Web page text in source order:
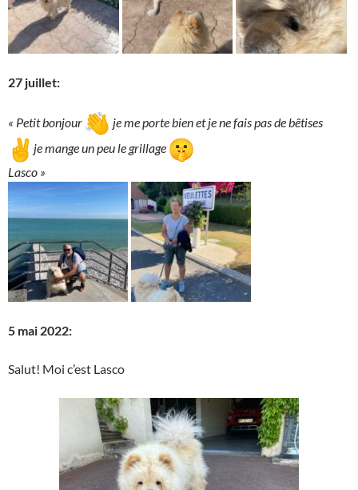
27 juillet:
« Petit bonjour
je me porte bien et je ne fais pas de bêtises
je mange un peu le grillage
Lasco »
5 mai 2022:
Salut! Moi c’est Lasco